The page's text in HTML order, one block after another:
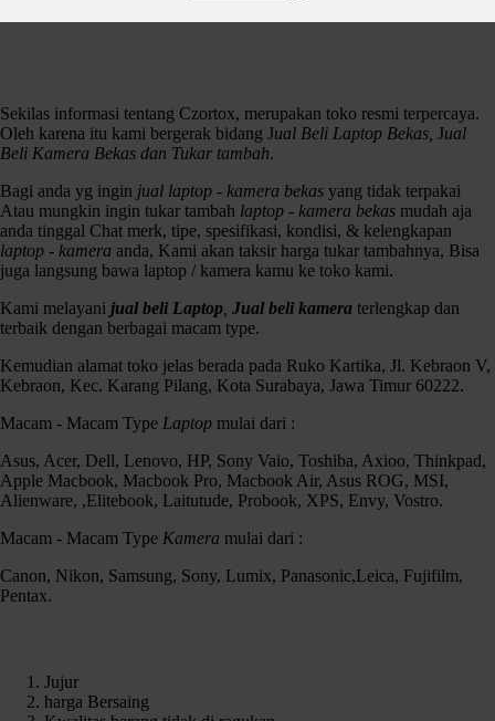
Asus TUF Gaming FA506IC Ryzen 7 4800H Ram 16gb SSD 512gb
Spek :
AMD Ryzen 7 4800H
Nvidia Geforce RTX 3050 4GB
SSD 512GB
Layar 15,6 Inch Full HD ( 1920 x 1080) 144Hz
Kondisi :
Fisik 93% Pemakaian wajar / Fungsi normal / Batre tahan 1-2 Jam
Sekilas informasi tentang Czortox, merupakan toko resmi terpercaya.
Oleh karena itu kami bergerak bidang Jual Beli Laptop Bekas, Jual
Beli Kamera Bekas dan Tukar tambah.
Bagi anda yg ingin jual laptop - kamera bekas yang tidak terpakai
Atau mungkin ingin tukar tambah laptop - kamera bekas mudah aja
anda tinggal Chat merk, tipe, spesifikasi, kondisi, & kelengkapan
laptop - kamera anda, Kami akan taksir harga tukar tambahnya, Bisa
juga langsung bawa laptop / kamera kamu ke toko kami.
Kami melayani jual beli Laptop Jual beli kamera terlengkap dan
terbaik dengan berbagai macam type.
Kemudian alamat toko jelas berada pada Ruko Kartika, Jl. Kebraon V,
Kebraon, Kec. Karang Pilang, Kota Surabaya, Jawa Timur 60222.
Macam - Macam Type Laptop mulai dari :
Asus, Acer, Dell, Lenovo, HP, Sony Vaio, Toshiba, Axioo, Thinkpad,
Apple Macbook, Macbook Pro, Macbook Air, Asus ROG, MSI,
Alienware, ,Elitebook, Laitutude, Probook, XPS, Envy, Vostro.
Macam - Macam Type Kamera mulai dari :
Canon, Nikon, Samsung, Sony, Lumix, Panasonic,Leica, Fujifilm,
Pentax.
Jujur
harga Bersaing